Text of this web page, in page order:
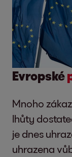
Evropské
Mnoho
lhůty
je dnes
uhrazena